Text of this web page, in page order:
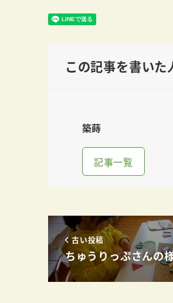
この記事を書いた
築蒔
記事一覧
古い投稿
ちゅうりっぷさんの